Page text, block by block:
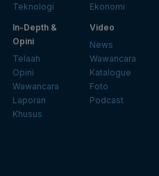
Teknologi
Ekonomi
In-Depth &
Opini
Telaah
Opini
Wawancara
Laporan
Khusus
Video
News
Wawancara
Katalogue
Foto
Podcast